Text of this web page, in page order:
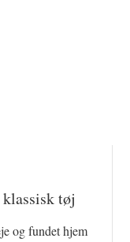
tøj
og fundet hjem